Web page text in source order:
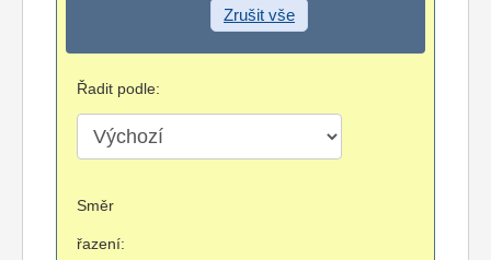
Zrušit vše
Řadit podle:
Směr
řazení: